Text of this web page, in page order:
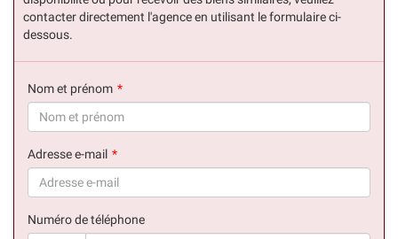
contacter directement l'agence en utilisant le formulaire ci-
dessous.
Nom et prénom
Adresse e-mail
Numéro de téléphone